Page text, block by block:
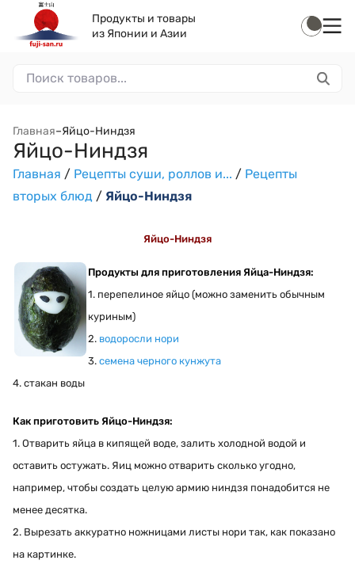
Продукты и товары
из Японии и Азии
Главная–Яйцо-Ниндзя
Яйцо-Ниндзя
Главная / Рецепты суши, роллов и... / Рецепты
вторых блюд / Яйцо-Ниндзя
Яйцо-Ниндзя
Продукты для приготовления Яйца-Ниндзя:
1. перепелиное яйцо (можно заменить обычным
куриным)
2. водоросли нори
3. семена черного кунжута
4. стакан воды
Как приготовить Яйцо-Ниндзя:
1. Отварить яйца в кипящей воде, залить холодной водой и
оставить остужать. Яиц можно отварить сколько угодно,
например, чтобы создать целую армию ниндзя понадобится не
менее десятка.
2. Вырезать аккуратно ножницами листы нори так, как показано
на картинке.